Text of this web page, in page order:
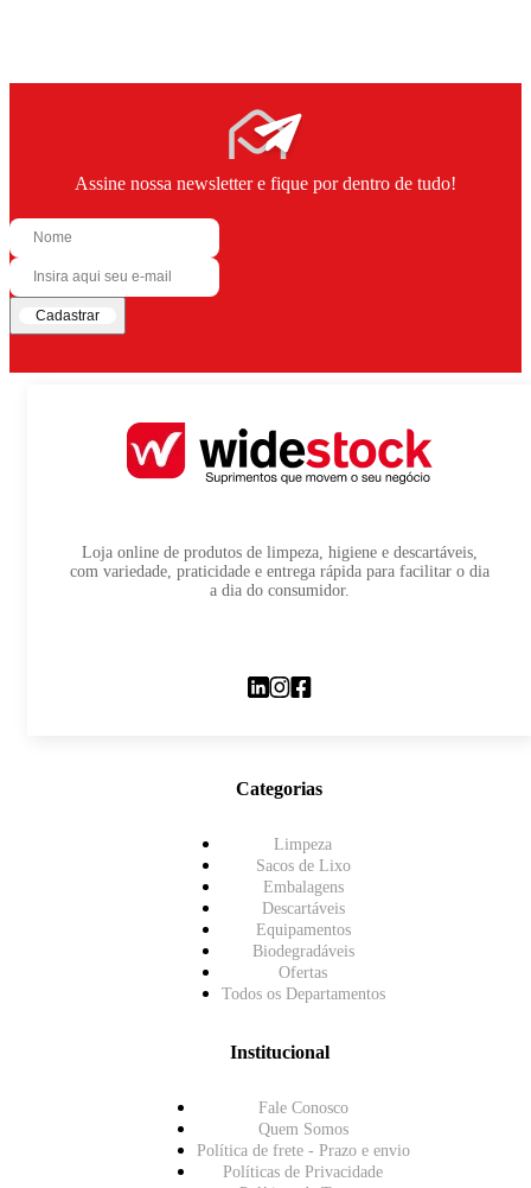
Assine nossa newsletter e fique por dentro de tudo!
Cadastrar
Loja online de produtos de limpeza, higiene e descartáveis,
com variedade, praticidade e entrega rápida para facilitar o dia
a dia do consumidor.
Categorias
Limpeza
Sacos de Lixo
Embalagens
Descartáveis
Equipamentos
Biodegradáveis
Ofertas
Todos os Departamentos
Institucional
Fale Conosco
Quem Somos
Política de frete - Prazo e envio
Políticas de Privacidade